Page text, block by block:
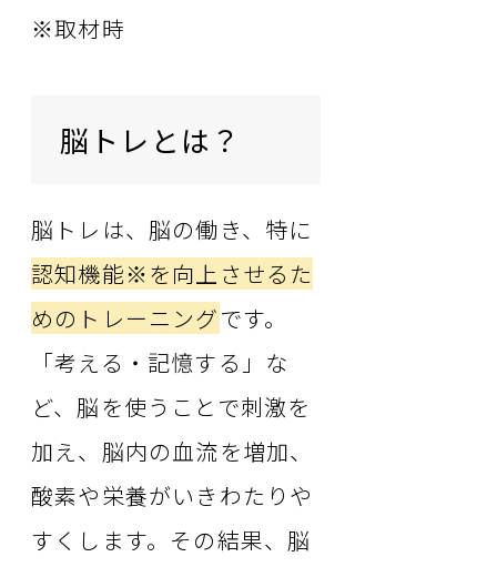
※取材時
脳トレとは？
脳トレは、脳の働き、特に
認知機能※を向上させるた
めのトレーニングです。
「考える・記憶する」な
ど、脳を使うことで刺激を
加え、脳内の血流を増加、
酸素や栄養がいきわたりや
すくします。その結果、脳